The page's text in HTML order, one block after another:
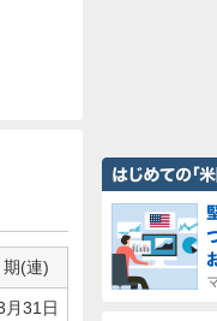
(連)
月31日